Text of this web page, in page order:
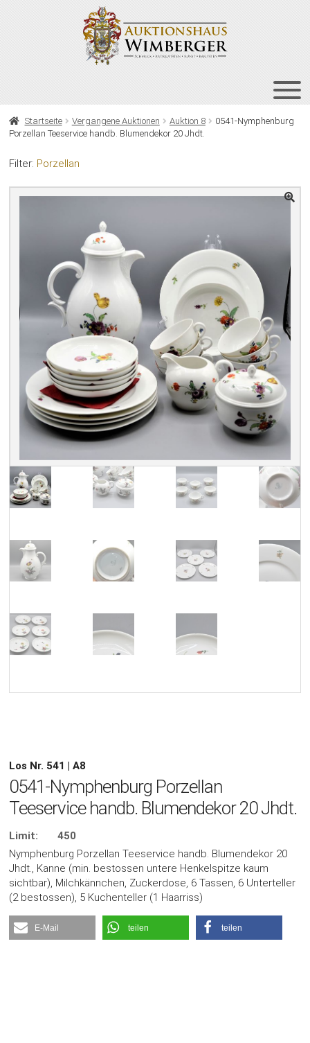
HOME
KONTAKT
NEWSLETTER
Startseite Vergangene Auktionen Auktion 8
0541-Nymphenburg
Porzellan Teeservice handb. Blumendekor 20 Jhdt.
Filter: Porzellan
Los Nr. 541 | A8
0541-Nymphenburg Porzellan
Teeservice handb. Blumendekor 20 Jhdt.
Limit:
450
Nymphenburg Porzellan Teeservice handb. Blumendekor 20
Jhdt., Kanne (min. bestossen untere Henkelspitze kaum
sichtbar), Milchkännchen, Zuckerdose, 6 Tassen, 6 Unterteller
(2 bestossen), 5 Kuchenteller (1 Haarriss)
E-Mail teilen teilen